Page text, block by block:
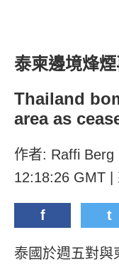
泰柬邊境烽
Thailand
area as
作者: Raffi
12:18:26 GMT |
f t
泰國於週五對與